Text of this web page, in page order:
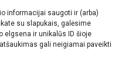
informacijai saugoti ir (arba)
su slapukais, galėsime
elgsena ir unikalūs ID šioje
gali neigiamai paveikti